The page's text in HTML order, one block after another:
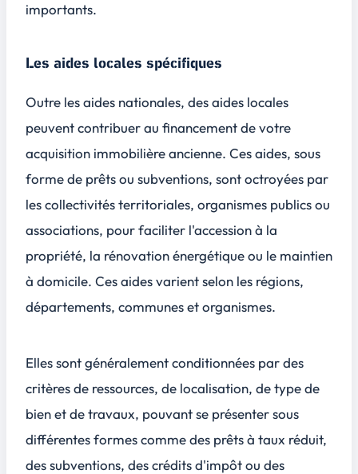
importants.
Les aides locales spécifiques
Outre les aides nationales, des aides locales
peuvent contribuer au financement de votre
acquisition immobilière ancienne. Ces aides, sous
forme de prêts ou subventions, sont octroyées par
les collectivités territoriales, organismes publics ou
associations, pour faciliter l'accession à la
propriété, la rénovation énergétique ou le maintien
à domicile. Ces aides varient selon les régions,
départements, communes et organismes.
Elles sont généralement conditionnées par des
critères de ressources, de localisation, de type de
bien et de travaux, pouvant se présenter sous
différentes formes comme des prêts à taux réduit,
des subventions, des crédits d'impôt ou des